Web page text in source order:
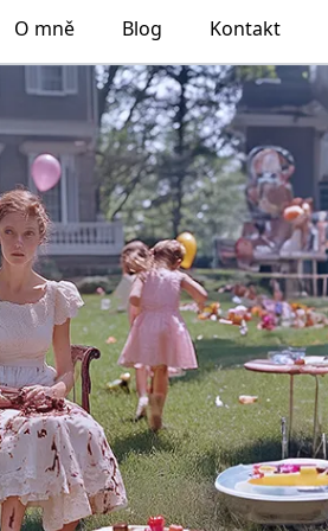
O mně Blog Kontakt